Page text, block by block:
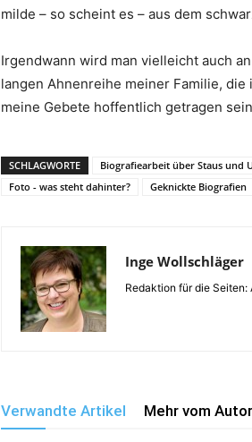
milde – so scheint es – aus dem
Irgendwann wird man vielleicht auch
langen Ahnenreihe meiner Familie,
meine Gebete hoffentlich getragen
SCHLAGWORTE Biografiearbeit über Staus und
Foto - was steht dahinter?
Geknickte Biografien
Inge Wollschläger
Redaktion für die Seiten:
Verwandte Artikel Mehr vom Autor